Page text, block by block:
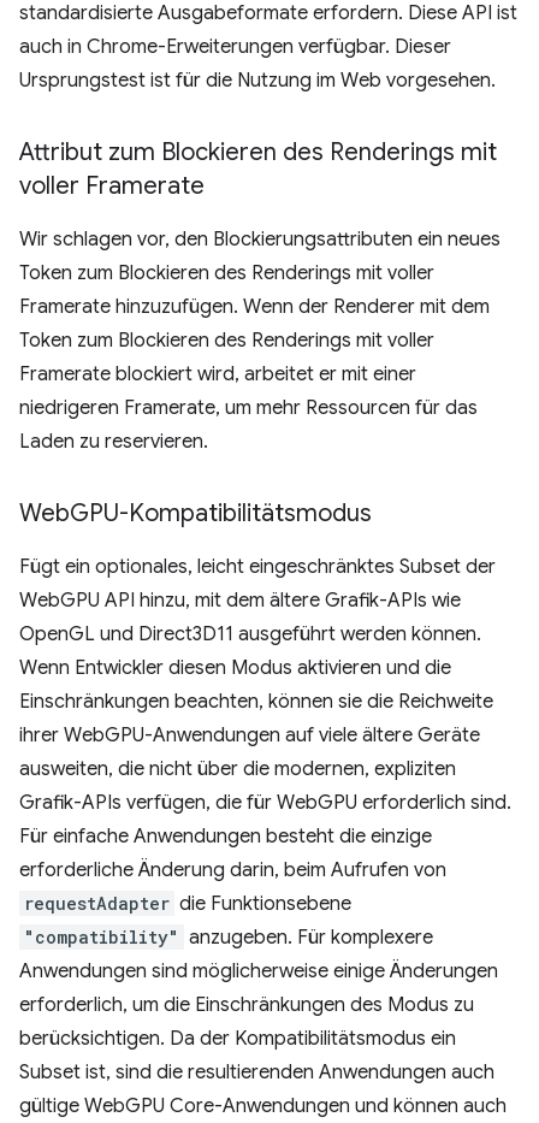
standardisierte Ausgabeformate erfordern. Diese API ist
auch in Chrome-Erweiterungen verfügbar. Dieser
Ursprungstest ist für die Nutzung im Web vorgesehen.
Attribut zum Blockieren des Renderings mit
voller Framerate
Wir schlagen vor, den Blockierungsattributen ein neues
Token zum Blockieren des Renderings mit voller
Framerate hinzuzufügen. Wenn der Renderer mit dem
Token zum Blockieren des Renderings mit voller
Framerate blockiert wird, arbeitet er mit einer
niedrigeren Framerate, um mehr Ressourcen für das
Laden zu reservieren.
WebGPU-Kompatibilitätsmodus
Fügt ein optionales, leicht eingeschränktes Subset der
WebGPU API hinzu, mit dem ältere Grafik-APIs wie
OpenGL und Direct3D11 ausgeführt werden können.
Wenn Entwickler diesen Modus aktivieren und die
Einschränkungen beachten, können sie die Reichweite
ihrer WebGPU-Anwendungen auf viele ältere Geräte
ausweiten, die nicht über die modernen, expliziten
Grafik-APIs verfügen, die für WebGPU erforderlich sind.
Für einfache Anwendungen besteht die einzige
erforderliche Änderung darin, beim Aufrufen von
requestAdapter die Funktionsebene
"compatibility" anzugeben. Für komplexere
Anwendungen sind möglicherweise einige Änderungen
erforderlich, um die Einschränkungen des Modus zu
berücksichtigen. Da der Kompatibilitätsmodus ein
Subset ist, sind die resultierenden Anwendungen auch
gültige WebGPU Core-Anwendungen und können auch